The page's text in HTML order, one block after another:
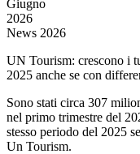
Giugno
2026
News 2026
UN Tourism: crescono i
2025 anche se con
Sono stati circa 307
nel primo trimestre del
stesso periodo del 2025
Un Tourism.